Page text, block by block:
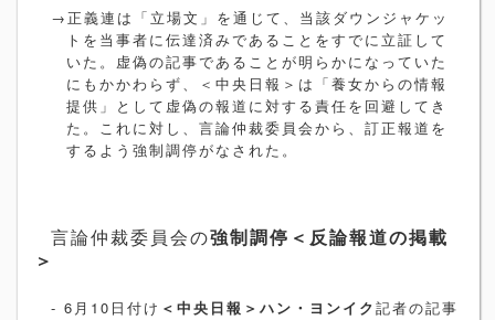
→正義連は「立場文」を通じて、当該ダウンジャケッ
トを当事者に伝達済みであることをすでに立証して
いた。虚偽の記事であることが明らかになっていた
にもかかわらず、＜中央日報＞は「養女からの情報
提供」として虚偽の報道に対する責任を回避してき
た。これに対し、言論仲裁委員会から、訂正報道を
するよう強制調停がなされた。
言論仲裁委員会の強制調停＜反論報道の掲載
＞
- 6 月 10 日付け ＜中央日報＞ハン・ヨンイク記者の記事